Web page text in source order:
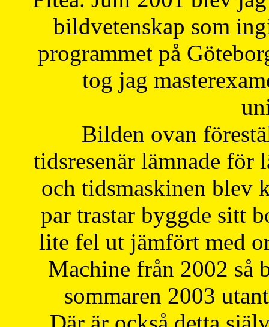
bildvetenskap som
programmet på
tog jag
Bilden ovan
tidsresenär lämnade för
och tidsmaskinen blev
par trastar byggde sitt
lite fel ut jämfört med
Machine från 2002 så
sommaren 2003